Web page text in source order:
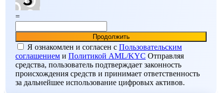
=
Я ознакомлен и согласен c Пользовательским
соглашением и Политикой AML/KYC Отправляя
средства, пользователь подтверждает законность
происхождения средств и принимает ответственность
за дальнейшее использование цифровых активов.